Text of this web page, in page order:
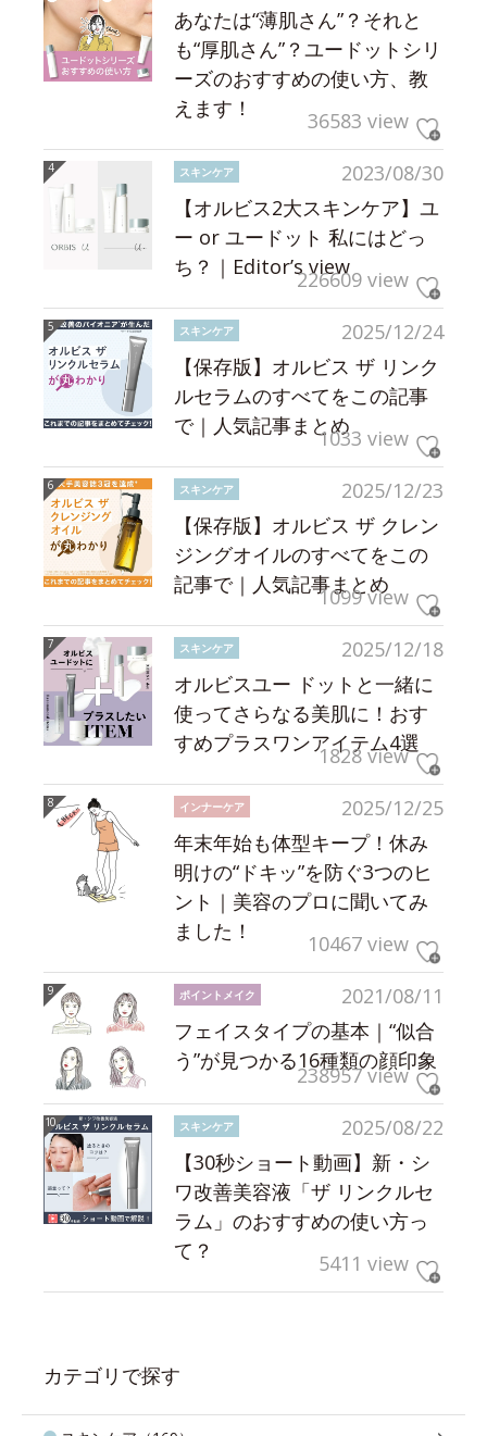
あなたは“薄肌さん”？それと
も“厚肌さん”？ユードットシリ
ーズのおすすめの使い方、教
えます！
36583 view
2023/08/30
スキンケア
【オルビス2大スキンケア】ユ
ー or ユードット 私にはどっ
ち？｜Editor’s view226609 view
2025/12/24
スキンケア
【保存版】オルビス ザ リンク
ルセラムのすべてをこの記事
で｜人気記事まとめ1033 view
2025/12/23
スキンケア
【保存版】オルビス ザ クレン
ジングオイルのすべてをこの
記事で｜人気記事まとめ
1099 view
2025/12/18
スキンケア
オルビスユー ドットと一緒に
使ってさらなる美肌に！おす
すめプラスワンアイテム4選
1828 view
2025/12/25
インナーケア
年末年始も体型キープ！休み
明けの“ドキッ”を防ぐ3つのヒ
ント｜美容のプロに聞いてみ
ました！
10467 view
2021/08/11
ポイントメイク
フェイスタイプの基本｜“似合
う”が見つかる16種類の顔印象
238957 view
2025/08/22
スキンケア
【30秒ショート動画】新・シ
ワ改善美容液「ザ リンクルセ
ラム」のおすすめの使い方っ
て？
5411 view
カテゴリで探す